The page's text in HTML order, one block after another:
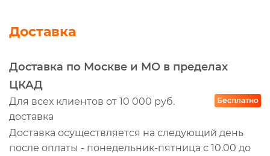
Доставка
Доставка по Москве и МО в пределах
ЦКАД
Для всех клиентов от 10 000 руб.
доставка
Бесплатно
Доставка осуществляется на следующий день
после оплаты - понедельник-пятница с 10.00 до